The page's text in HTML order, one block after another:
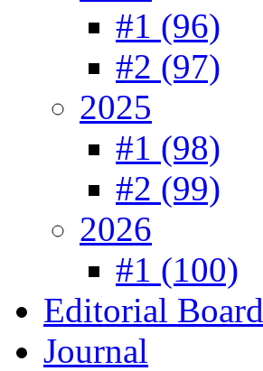
#1 (96)
#2 (97)
2025
#1 (98)
#2 (99)
2026
#1 (100)
Editorial Board
Journal